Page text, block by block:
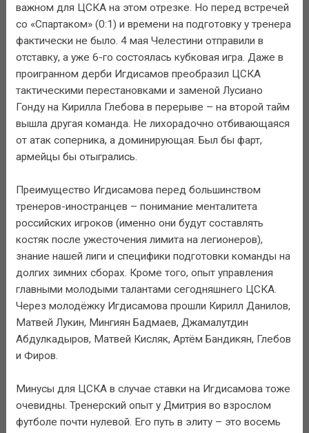
важном для ЦСКА на этом отрезке. Но перед встречей
со «Спартаком» (0:1) и времени на подготовку у тренера
фактически не было. 4 мая Челестини отправили в
отставку, а уже 6-го состоялась кубковая игра. Даже в
проигранном дерби Игдисамов преобразил ЦСКА
тактическими перестановками и заменой Лусиано
Гонду на Кирилла Глебова в перерыве – на второй тайм
вышла другая команда. Не лихорадочно отбивающаяся
от атак соперника, а доминирующая. Был бы фарт,
армейцы бы отыгрались.
Преимущество Игдисамова перед большинством
тренеров-иностранцев – понимание менталитета
российских игроков (именно они будут составлять
костяк после ужесточения лимита на легионеров),
знание нашей лиги и специфики подготовки команды на
долгих зимних сборах. Кроме того, опыт управления
главными молодыми талантами сегодняшнего ЦСКА.
Через молодёжку Игдисамова прошли Кирилл Данилов,
Матвей Лукин, Мингиян Бадмаев, Джамалутдин
Абдулкадыров, Матвей Кисляк, Артём Бандикян, Глебов
и Фиров.
Минусы для ЦСКА в случае ставки на Игдисамова тоже
очевидны. Тренерский опыт у Дмитрия во взрослом
футболе почти нулевой. Его путь в элиту – это восемь